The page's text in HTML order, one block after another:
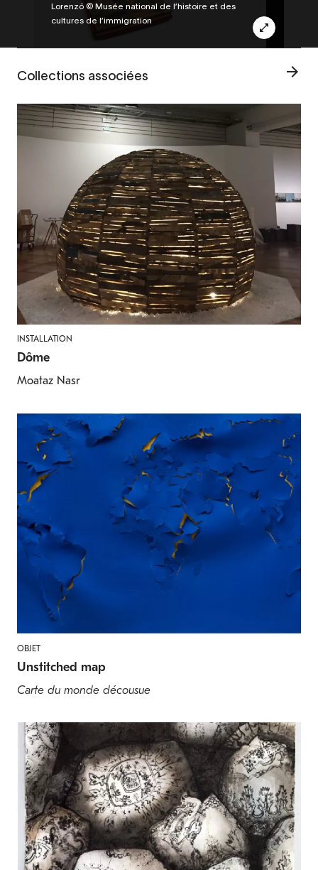
Lorenzö © Musée national de l’histoire et des
cultures de l’immigration
Collections associées
INSTALLATION
Dôme
Moataz Nasr
OBJET
Unstitched map
Carte du monde décousue